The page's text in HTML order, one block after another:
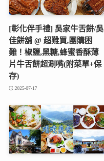
[彰化伴手禮] 吳家牛舌餅/吳
佳餅舖 @ 超難買,團購困
難！椒鹽,黑糖,蜂蜜香酥薄
片牛舌餅超涮嘴(附菜單+保
存)
2025-07-17